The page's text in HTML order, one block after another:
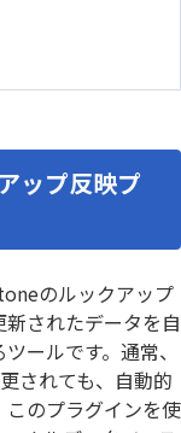
ップ反映プ
のルックアップ
されたデータを自
ールです。通常、
されても、自動的
のプラグインを使